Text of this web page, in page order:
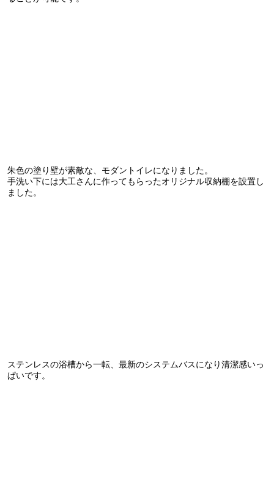
朱色の塗り壁が素敵な、モダントイレになりました。
手洗い下には大工さんに作ってもらったオリジナル収納棚を設置し
ました。
ステンレスの浴槽から一転、最新のシステムバスになり清潔感いっ
ぱいです。